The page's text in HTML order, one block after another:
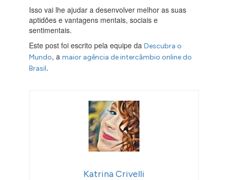
Isso vai lhe ajudar a desenvolver melhor as suas
aptidões e vantagens mentais, sociais e
sentimentais.
Este post foi escrito pela equipe daDescubra o
Mundo, amaior agência de intercâmbio online do
Brasil.
Katrina Crivelli